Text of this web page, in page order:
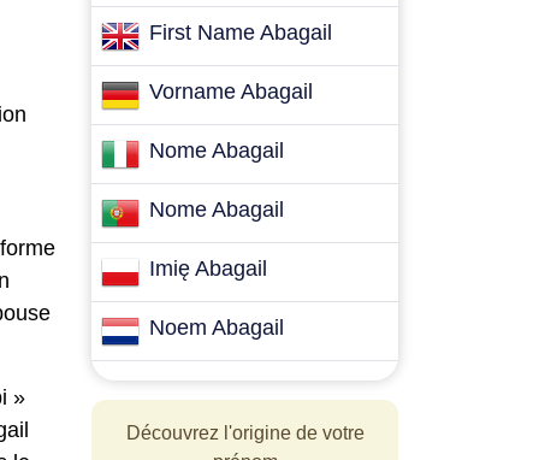
»
First Name Abagail
Vorname Abagail
Nome Abagail
Nome Abagail
Imię Abagail
Noem Abagail
Découvrez l'origine de votre